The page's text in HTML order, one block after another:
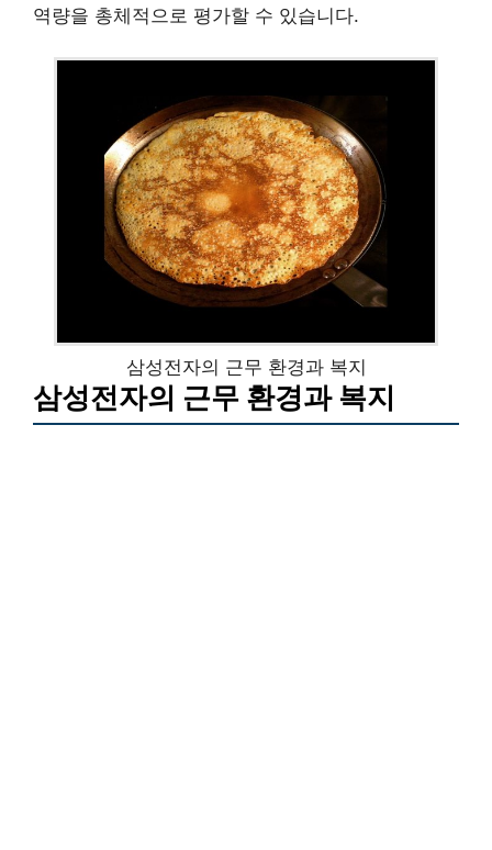
역량을 총체적으로 평가할 수 있습니다.
삼성전자의 근무 환경과 복지
삼성전자의 근무 환경과 복지